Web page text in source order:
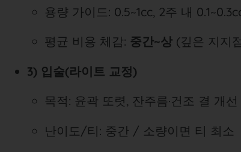
용량 가이드: 0.5~1cc, 2주 내
평균 비용 체감: 중간~상 (깊은 지지
3) 입술(라이트 교정)
목적: 윤곽 또렷, 잔주름·건조 결 개선
난이도/티: 중간 / 소량이면 티 최소